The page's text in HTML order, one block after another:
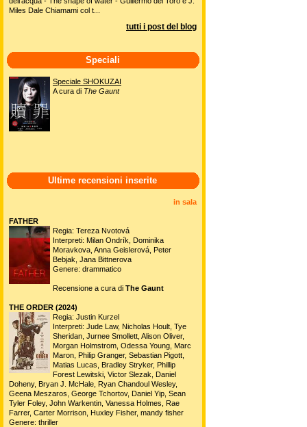
Miles Dale Chiamami col t...
tutti i post del blog
Speciali
Speciale SHOKUZAI
A cura di The Gaunt
Ultime recensioni inserite
in sala
FATHER
Regia: Tereza Nvotová
Interpreti: Milan Ondrík, Dominika
Moravkova, Anna Geislerová, Peter
Bebjak, Jana Bittnerova
Genere: drammatico
Recensione a cura di The Gaunt
THE ORDER (2024)
Regia: Justin Kurzel
Interpreti: Jude Law, Nicholas Hoult, Tye
Sheridan, Jurnee Smollett, Alison Oliver,
Morgan Holmstrom, Odessa Young, Marc
Maron, Philip Granger, Sebastian Pigott,
Matias Lucas, Bradley Stryker, Phillip
Forest Lewitski, Victor Slezak, Daniel
Doheny, Bryan J. McHale, Ryan Chandoul Wesley,
Geena Meszaros, George Tchortov, Daniel Yip, Sean
Tyler Foley, John Warkentin, Vanessa Holmes, Rae
Farrer, Carter Morrison, Huxley Fisher, mandy fisher
Genere: thriller